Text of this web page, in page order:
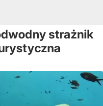
strażnik